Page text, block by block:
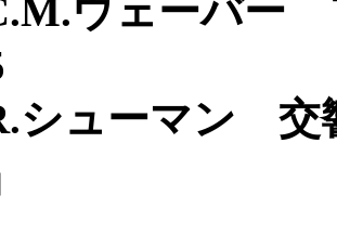
ウェーバー
シューマン 交